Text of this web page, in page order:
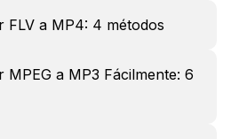
FLV a MP4: 4 métodos
MPEG a MP3 Fácilmente: 6